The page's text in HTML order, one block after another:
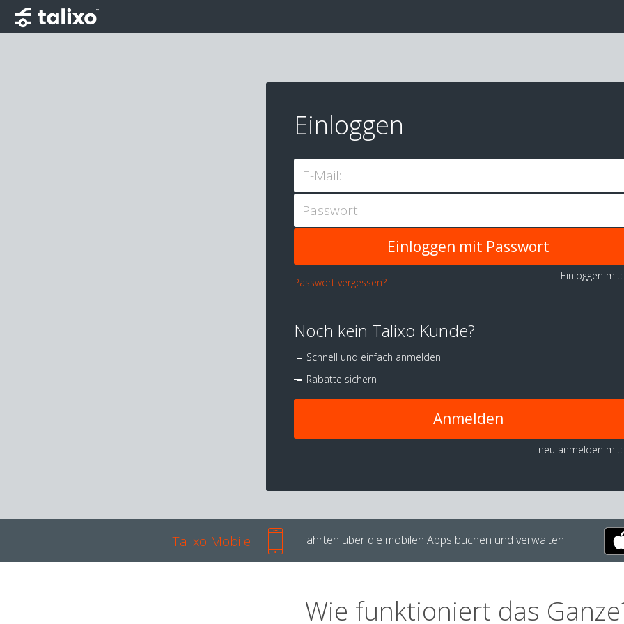
Einloggen
E-Mail:
Passwort:
Passwort vergessen?
Einloggen
Noch kein Talixo Kunde?
Schnell und einfach anmelden
Rabatte sichern
Anmelden
neu anmelden mit:
Talixo Mobile Fahrten über die mobilen Apps buchen und verwalten.
Wie funktioniert das